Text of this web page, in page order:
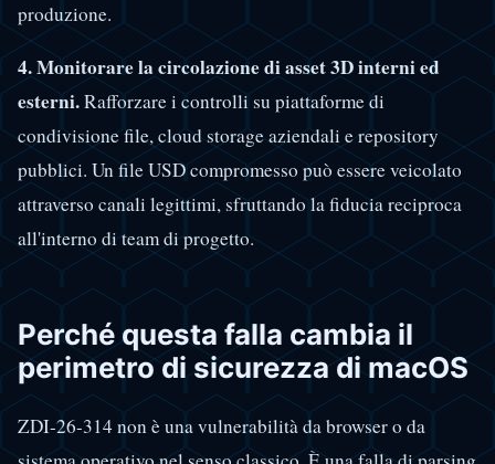
produzione.
4. Monitorare la circolazione di asset 3D interni ed
esterni.Rafforzare i controlli su piattaforme di
condivisione file, cloud storage aziendali e repository
pubblici. Un file USD compromesso può essere veicolato
attraverso canali legittimi, sfruttando la fiducia reciproca
all'interno di team di progetto.
Perché questa falla cambia il
perimetro di sicurezza di macOS
ZDI-26-314 non è una vulnerabilità da browser o da